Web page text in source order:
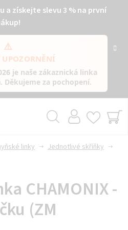
a získejte slevu 3 % na první
⚠️
UPOZORNĚNÍ
je naše zákaznická linka
. Děkujeme za pochopení.
linky
Jednotlivé skříňky
CHAMONIX -
(ZM